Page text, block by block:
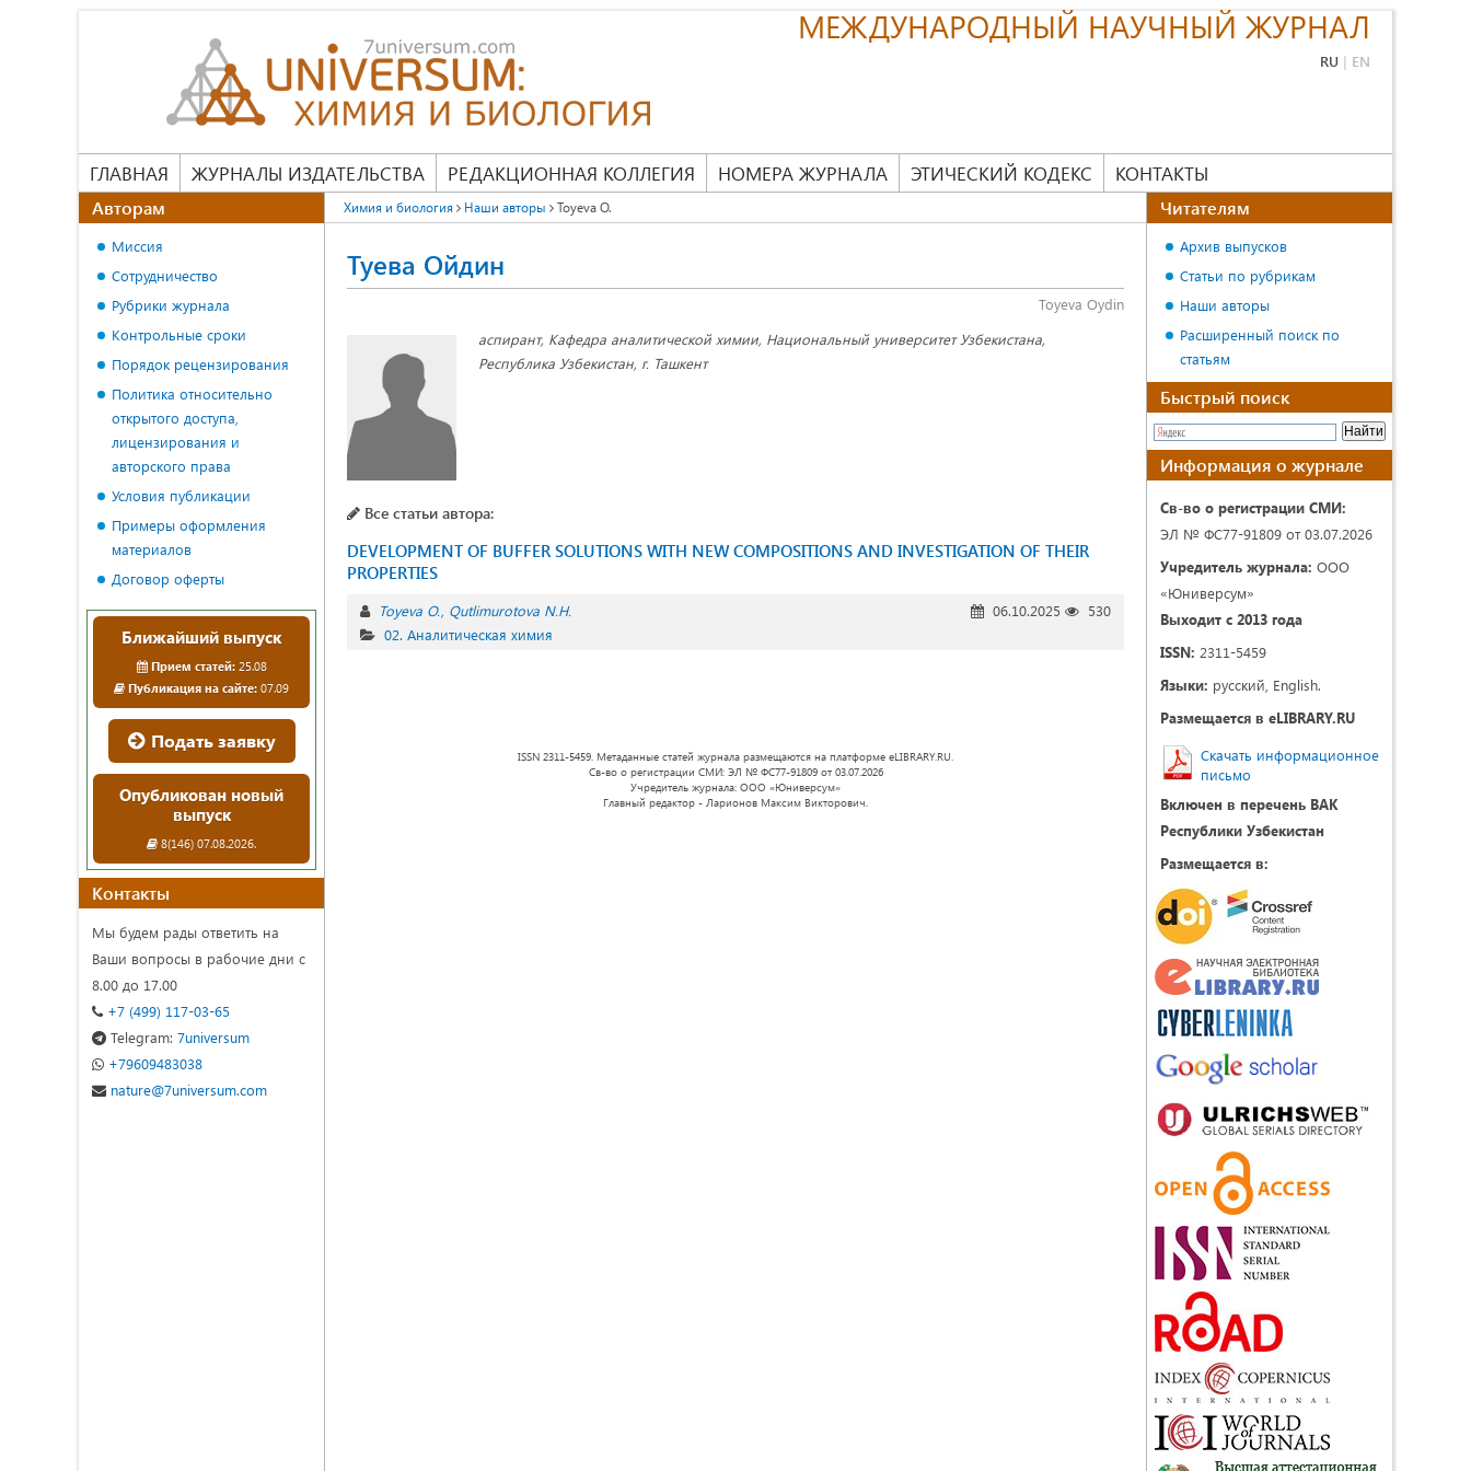
МЕЖДУНАРОДНЫЙ НАУЧНЫЙ ЖУРНАЛ
RU | EN
ГЛАВНАЯ ЖУРНАЛЫ ИЗДАТЕЛЬСТВА РЕДАКЦИОННАЯ КОЛЛЕГИЯ НОМЕРА ЖУРНАЛА ЭТИЧЕСКИЙ КОДЕКС КОНТАКТЫ
Химия и биология Наши авторы Toyeva O.
Туева Ойдин
Toyeva Oydin
аспирант, Кафедра аналитической химии, Национальный университет Узбекистана,
Республика Узбекистан, г. Ташкент
Все статьи автора:
DEVELOPMENT OF BUFFER SOLUTIONS WITH NEW COMPOSITIONS AND INVESTIGATION OF THEIR
PROPERTIES
Toyeva O. Qutlimurotova N.H. 06.10.2025
530
02. Аналитическая химия
ISSN 2311-5459. Метаданные статей журнала размещаются на платформе eLIBRARY.RU.
Св-во о регистрации СМИ: ЭЛ № ФС77-91809 от 03.07.2026
Учредитель журнала: ООО «Юниверсум»
Главный редактор - Ларионов Максим Викторович.
Авторам
Миссия
Сотрудничество
Рубрики журнала
Контрольные сроки
Порядок рецензирования
Политика относительно
открытого доступа,
лицензирования и
авторского права
Условия публикации
Примеры оформления
материалов
Договор оферты
Ближайший выпуск
Прием статей:25.08
Публикация на сайте: 07.09
Подать заявку
Опубликован новый
выпуск
8(146) 07.08.2026.
Контакты
Мы будем рады ответить на
Ваши вопросы в рабочие дни с
8.00 до 17.00
+7 (499) 117-03-65
Telegram: 7universum
+79609483038
nature@7universum.com
Читателям
Архив выпусков
Статьи по рубрикам
Наши авторы
Расширенный поиск по
статьям
Быстрый поиск
Информация о журнале
Св-во о регистрации СМИ:
ЭЛ № ФС77-91809 от 03.07.2026
Учредитель журнала: ООО
«Юниверсум»
Выходит с 2013 года
ISSN: 2311-5459
Языки: русский, English.
Размещается в eLIBRARY.RU
Скачать информационное
письмо
Включен в перечень ВАК
Республики Узбекистан
Размещается в: